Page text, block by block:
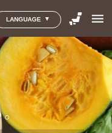
LANGUAGE menu
る。
。
た思いを伝
る。
た
をあなた
きること